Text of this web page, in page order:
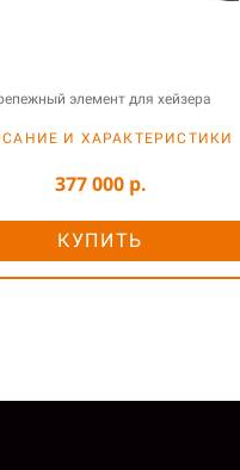
элемент для хейзера
И ХАРАКТЕРИСТИКИ
377 000 р.
КУПИТЬ